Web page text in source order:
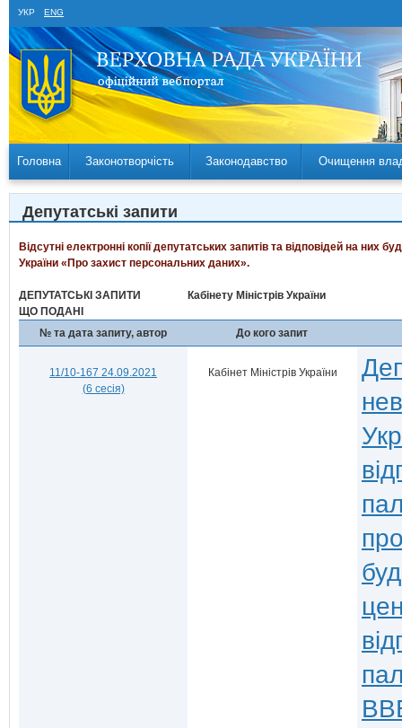
УКР ENG
Головна Законотворчість Законодавство Очищення
Депутатські запити
Відсутні електронні копії депутатських запитів та відповідей на
України «Про захист персональних даних».
ДЕПУТАТСЬКІ ЗАПИТИ
ЩО ПОДАНІ
Кабінету Міністрів України
№ та дата запиту, автор До кого запит
11/10-167 24.09.2021
(6 сесія)
Кабінет Міністрів України